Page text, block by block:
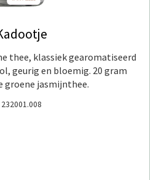
thee, klassiek gearomatiseerd
geurig en bloemig. 20 gram
groene jasmijnthee.
232001.008